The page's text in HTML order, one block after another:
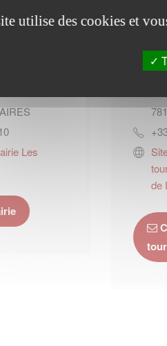
Les
de
utilise des cookies et